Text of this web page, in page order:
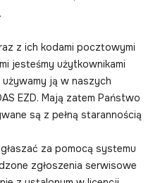
z ich kodami pocztowymi
jesteśmy użytkownikami
ją w naszych
EZD. Mają zatem Państwo
są z pełną starannością
za pomocą systemu
zgłoszenia serwisowe